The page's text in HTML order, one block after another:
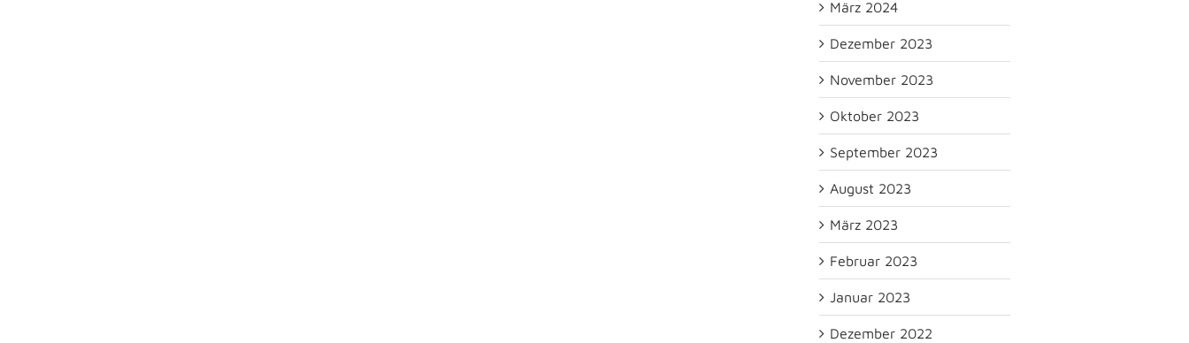
März 2024
Dezember 2023
November 2023
Oktober 2023
September 2023
August 2023
März 2023
Februar 2023
Januar 2023
Dezember 2022